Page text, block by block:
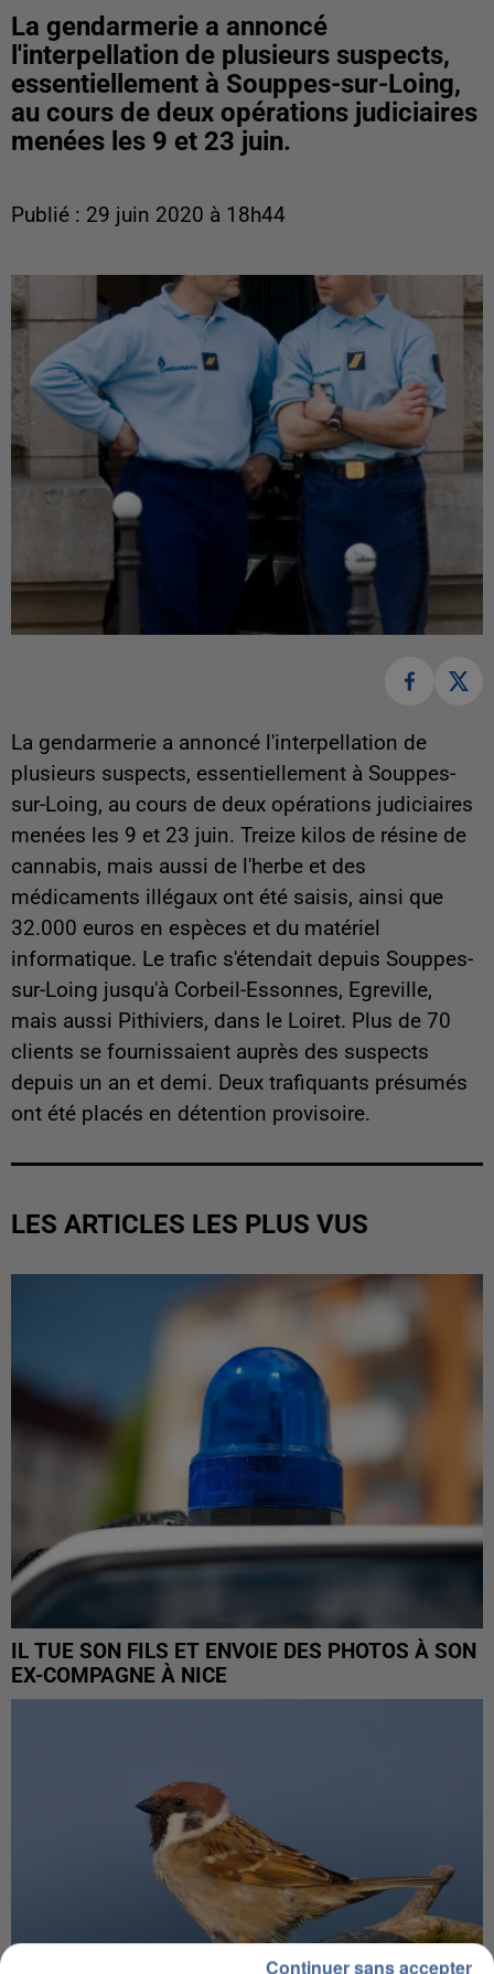
La gendarmerie a annoncé
l'interpellation de plusieurs suspects,
essentiellement à Souppes-sur-Loing,
au cours de deux opérations judiciaires
menées les 9 et 23 juin.
Publié : 29 juin 2020 à 18h44
La gendarmerie a annoncé l'interpellation de
plusieurs suspects, essentiellement à Souppes-
sur-Loing, au cours de deux opérations judiciaires
menées les 9 et 23 juin. Treize kilos de résine de
cannabis, mais aussi de l'herbe et des
médicaments illégaux ont été saisis, ainsi que
32.000 euros en espèces et du matériel
informatique. Le trafic s'étendait depuis Souppes-
sur-Loing jusqu'à Corbeil-Essonnes, Egreville,
mais aussi Pithiviers, dans le Loiret. Plus de 70
clients se fournissaient auprès des suspects
depuis un an et demi. Deux trafiquants présumés
ont été placés en détention provisoire.
LES ARTICLES LES PLUS VUS
IL TUE SON FILS ET ENVOIE DES PHOTOS À SON
EX-COMPAGNE À NICE
Continuer sans accepter